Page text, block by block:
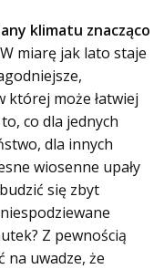
klimatu znacząco
miarę jak lato staje
której może łatwiej
co dla jednych
dla innych
wiosenne upały
się zbyt
Z pewnością
na uwadze, że